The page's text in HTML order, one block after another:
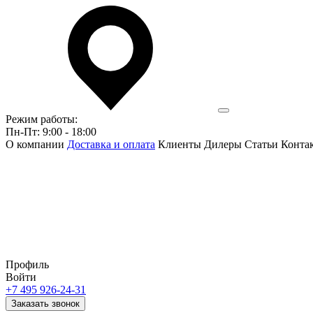
Режим работы:
Пн-Пт: 9:00 - 18:00
О компании Доставка и оплата Клиенты Дилеры Статьи
Профиль
Войти
+7 495 926-24-31
Заказать звонок